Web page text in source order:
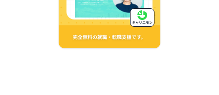
完全無料の就職・転職支援です。
キャリエモン